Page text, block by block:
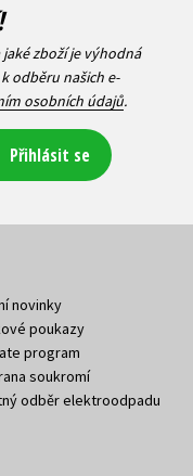
zboží je výhodná
odběru našich e-
osobních údajů.
Přihlásit se
novinky
poukazy
program
soukromí
odběr elektroodpadu